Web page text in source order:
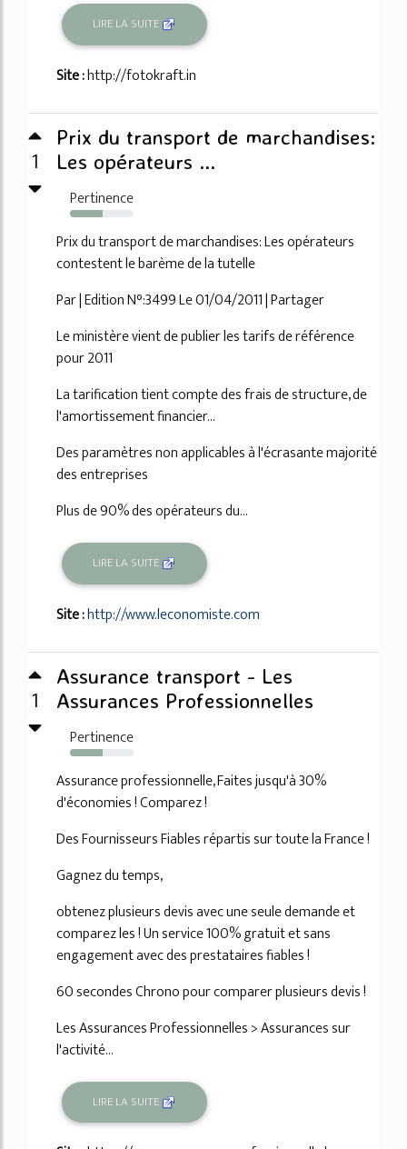
LIRE LA SUITE
Site :http://fotokraft.in
1
Prix du transport de marchandises:
Les opérateurs ...
Pertinence
52%
Prix du transport de marchandises: Les opérateurs
contestent le barème de la tutelle
Par | Edition N°:3499 Le 01/04/2011 | Partager
Le ministère vient de publier les tarifs de référence
pour 2011
La tarification tient compte des frais de structure, de
l'amortissement financier...
Des paramètres non applicables à l'écrasante majorité
des entreprises
Plus de 90% des opérateurs du...
LIRE LA SUITE
Site :http://www.leconomiste.com
1
Assurance transport - Les
Assurances Professionnelles
Pertinence
51%
Assurance professionnelle, Faites jusqu'à 30%
d'économies ! Comparez !
Des Fournisseurs Fiables répartis sur toute la France !
Gagnez du temps,
obtenez plusieurs devis avec une seule demande et
comparez les ! Un service 100% gratuit et sans
engagement avec des prestataires fiables !
60 secondes Chrono pour comparer plusieurs devis !
Les Assurances Professionnelles > Assurances sur
l'activité...
LIRE LA SUITE